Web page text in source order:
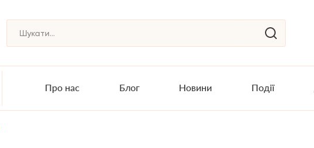
Про нас Блог Новини Події